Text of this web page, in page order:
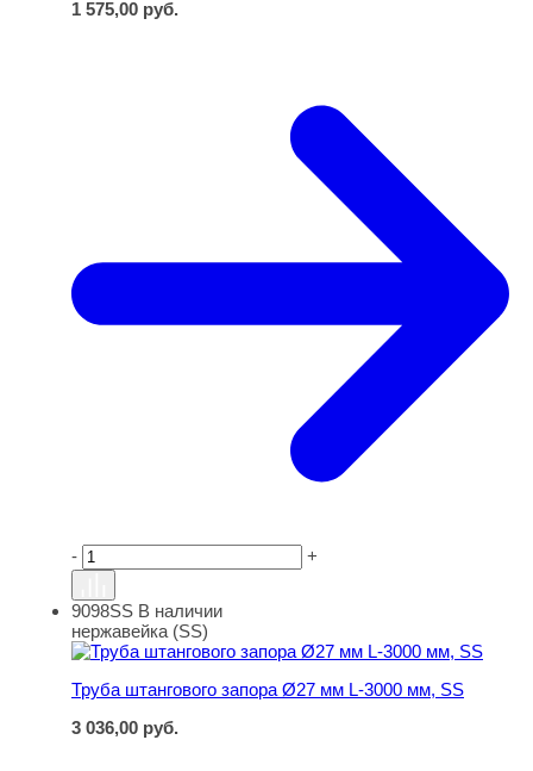
1 575,00 руб.
- +
Труба штангового запора Ø27 мм L-3000 мм, SS
9098SS В наличии
нержавейка (SS)
Труба штангового запора Ø27 мм L-3000 мм, SS
3 036,00 руб.